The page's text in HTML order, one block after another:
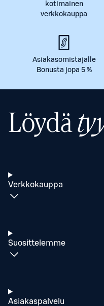
kotimainen
verkkokauppa
Asiakasomistajalle
Bonusta jopa 5 %
Löydä
Verkkokauppa
Suosittelemme
Asiakaspalvelu